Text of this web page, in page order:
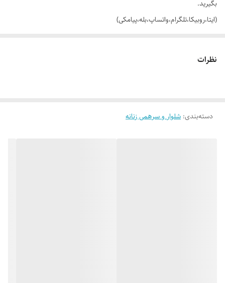
بگیرید.
(ایتا،روبیکا،تلگرام،واتساپ،بله،پیامکی)
بسیار شیک و راحت مناسب منزل،ورزش،پیاده روی،کوهنوردی و...
نظرات
دسته‌بندی: شلوار و سرهمی زنانه